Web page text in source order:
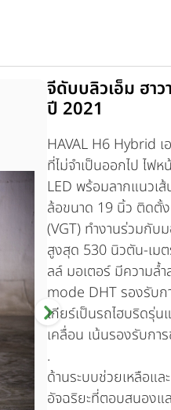
จีดับบลิวเอ็ม ฮา
ปี 2021
HAVAL H6 Hybrid
ที่ไม่จำเป็นออกไป ไฟ
LED พร้อมลากแนวเ
ล้อขนาด 19 นิ้ว ติดตั้ง
(VGT) ทำงานร่วมกับ
สูงสุด 530 นิวตัน-เม
ลล์ มอเตอร์ มีความล้
mode DHT รองรับก
เกียร์เป็นรถไฮบริดรุ่
เคลื่อน เน้นรองรับกา
.
ด้านระบบช่วยเหลือแล
อัจฉริยะที่ตอบสนองแ